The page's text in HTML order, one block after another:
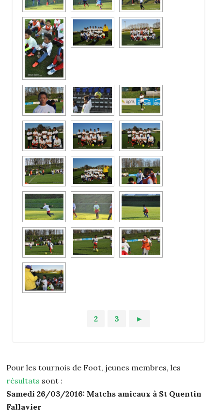
2 3 ►
Pour les tournois de Foot, jeunes membres, les
résultats sont :
Samedi 26/03/2016: Matchs amicaux à St Quentin
Fallavier